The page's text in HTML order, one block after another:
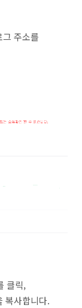
주소를
클릭,
복사합니다.